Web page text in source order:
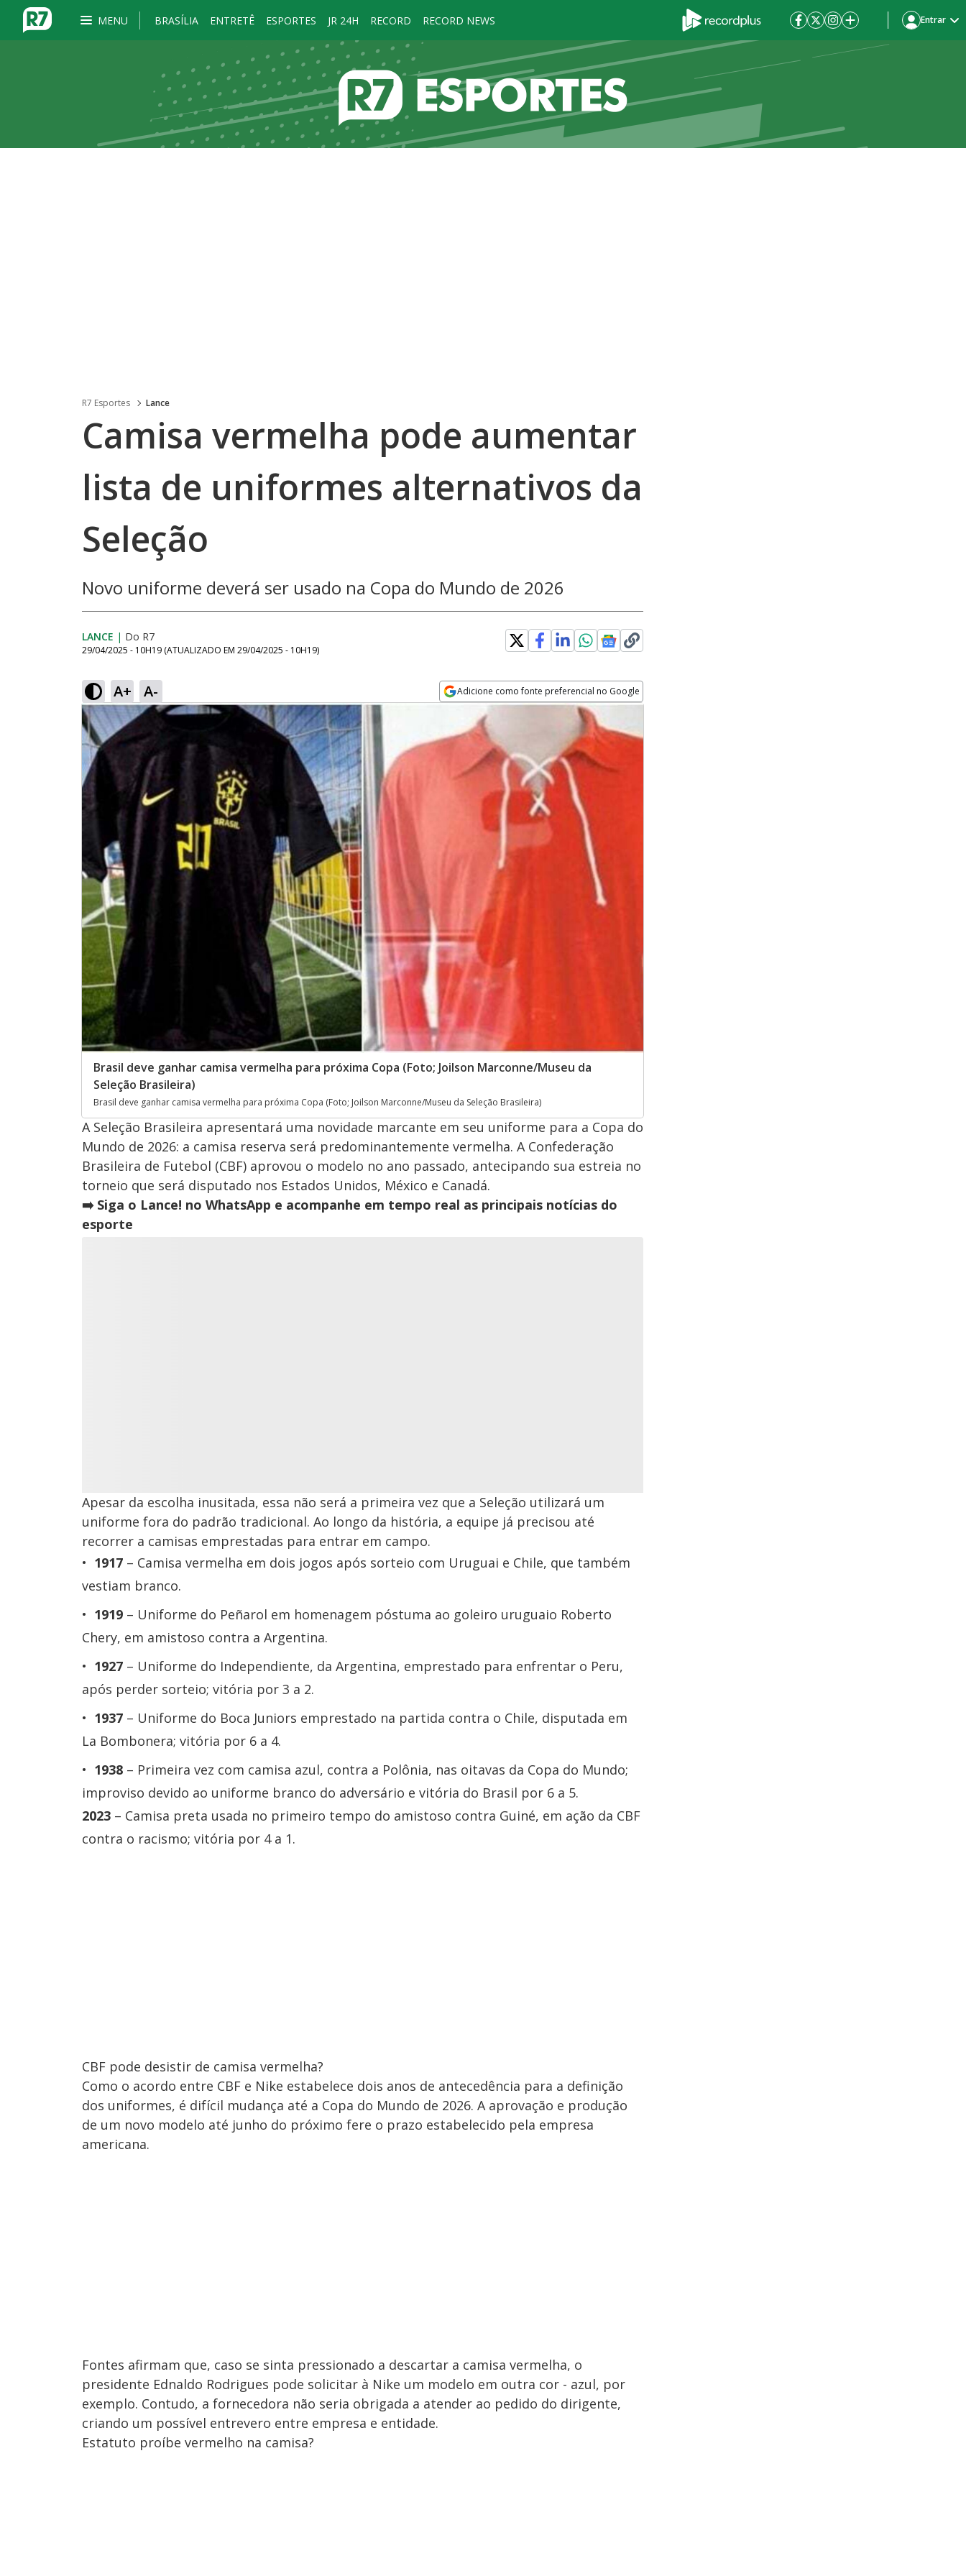
MENU BRASÍLIA ENTRETÊ ESPORTES JR 24H RECORD RECORD NEWS Entrar
R7 Esportes Lance
Camisa vermelha pode aumentar
lista de uniformes alternativos da
Seleção
Novo uniforme deverá ser usado na Copa do Mundo de 2026
LANCE | Do R7
29/04/2025 - 10H19 (ATUALIZADO EM 29/04/2025 - 10H19)
A+ A- Adicione como fonte preferencial no Google
Opens in new window
Brasil deve ganhar camisa vermelha para próxima Copa (Foto; Joilson Marconne/Museu da
Seleção Brasileira)
Brasil deve ganhar camisa vermelha para próxima Copa (Foto; Joilson Marconne/Museu da Seleção Brasileira)
A Seleção Brasileira apresentará uma novidade marcante em seu uniforme para a Copa do
Mundo de 2026: a camisa reserva será predominantemente vermelha. A Confederação
Brasileira de Futebol (CBF) aprovou o modelo no ano passado, antecipando sua estreia no
torneio que será disputado nos Estados Unidos, México e Canadá.
➡️ Siga o Lance! no WhatsApp e acompanhe em tempo real as principais notícias do
esporte
Apesar da escolha inusitada, essa não será a primeira vez que a Seleção utilizará um
uniforme fora do padrão tradicional. Ao longo da história, a equipe já precisou até
recorrer a camisas emprestadas para entrar em campo.
1917 – Camisa vermelha em dois jogos após sorteio com Uruguai e Chile, que também
vestiam branco.
1919 – Uniforme do Peñarol em homenagem póstuma ao goleiro uruguaio Roberto
Chery, em amistoso contra a Argentina.
1927 – Uniforme do Independiente, da Argentina, emprestado para enfrentar o Peru,
após perder sorteio; vitória por 3 a 2.
1937 – Uniforme do Boca Juniors emprestado na partida contra o Chile, disputada em
La Bombonera; vitória por 6 a 4.
1938 – Primeira vez com camisa azul, contra a Polônia, nas oitavas da Copa do Mundo;
improviso devido ao uniforme branco do adversário e vitória do Brasil por 6 a 5.
2023 – Camisa preta usada no primeiro tempo do amistoso contra Guiné, em ação da CBF
contra o racismo; vitória por 4 a 1.
CBF pode desistir de camisa vermelha?
Como o acordo entre CBF e Nike estabelece dois anos de antecedência para a definição
dos uniformes, é difícil mudança até a Copa do Mundo de 2026. A aprovação e produção
de um novo modelo até junho do próximo fere o prazo estabelecido pela empresa
americana.
Fontes afirmam que, caso se sinta pressionado a descartar a camisa vermelha, o
presidente Ednaldo Rodrigues pode solicitar à Nike um modelo em outra cor - azul, por
exemplo. Contudo, a fornecedora não seria obrigada a atender ao pedido do dirigente,
criando um possível entrevero entre empresa e entidade.
Estatuto proíbe vermelho na camisa?